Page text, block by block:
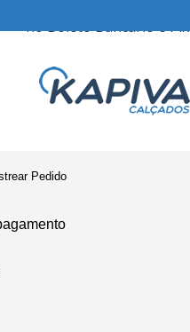
no Boleto Bancário e Pix
Pedido